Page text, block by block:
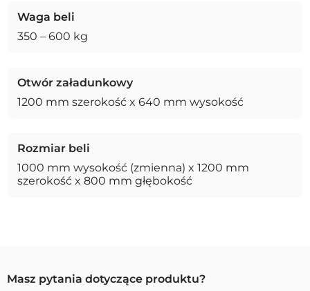
Waga beli
350 – 600 kg
Otwór załadunkowy
1200 mm szerokość x 640 mm wysokość
Rozmiar beli
1000 mm wysokość (zmienna) x 1200 mm
szerokość x 800 mm głębokość
Masz pytania dotyczące produktu?